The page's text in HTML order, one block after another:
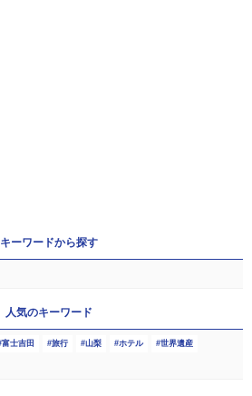
キーワードから探す
人気のキーワード
富士吉田 旅行 山梨 ホテル 世界遺産